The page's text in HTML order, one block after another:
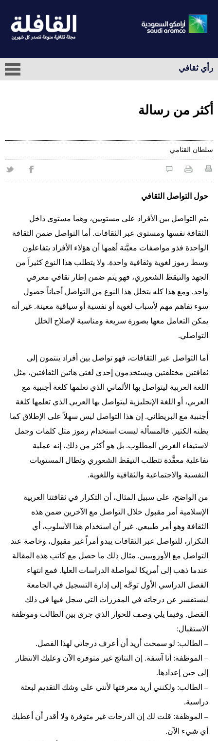
رأي ثقافي
أكثر من رسالة
سلطان القثامي
حول التواصل الثقافي
يتم التواصل بين الأفراد على مستويين، وهما مستوى داخل
الثقافة نفسها ومستوى عبر الثقافات. أما التواصل ضمن الثقافة
الواحدة فذو مواصفات معيَّنة أهمها أن هؤلاء الأفراد يتفاعلون
وسط رموز لغوية وثقافية واحدة. ولا يتطلب هذا النوع كثيراً من
الجهد والتيقظ الشعوري، فهو يتم ضمن إطار ثقافي معرفي
واحد. ومع هذا كله يتخلل هذا النوع من التواصل أحياناً حصول
سوء تفاهم مهم لأسباب لغوية أو نفسية أو سياقية معينة. غير أنه
يمكن التعامل معها بصورة سريعة ومناسبة لإصلاح الخلل
التواصلي.
أما التواصل عبر الثقافات، فهو تواصل بين أفراد ينتمون إلى
ثقافتين مختلفتين ويستخدمون إحدى لغتي هاتين الثقافتين، مثل
اللغة العربية ليتواصل بها الألماني الذي تعلمها كلغة أجنبية مع
العربي، أو اللغة الإنجليزية ليتواصل بها العربي الذي تعلمها كلغة
أجنبية مع البريطاني. إن هذا التواصل ليس سهلاً على الإطلاق كما
يظنه الكثير. فالمسألة ليست استخدام رموز مثل كلمات وجمل
لاستيفاء الغرض المطلوب. بل هو أكثر من ذلك، إنه عملية
تفاعلية معقَّدة تتطلب التيقظ الشعوري وتطال المستويات
النفسية والاجتماعية والثقافية واللغوية.
من الواضح، على سبيل المثال، أن التكرار في ثقافتنا العربية
الإسلامية أمر مقبول خلال التواصل مع الآخرين ضمن هذه
الثقافة وهو أمر طبيعي. غير أن استخدام هذا الأسلوب، أي
التكرار، للتواصل عبر الثقافات يبدو أمراً غير مقبول، وخاصة عند
التواصل مع الأوروبيين. مثال ذلك ما حصل مع كاتب هذه المقالة
عندما ذهب إلى أمريكا لمواصلة الدراسات العليا. فمع انتهاء
الفصل الدراسي الأول توجَّه إلى إدارة التسجيل في الجامعة
ليستفسر عن درجاته في المقررات التي سجل فيها في ذلك
الفصل. وفيما يلي وصف للحوار الذي جرى بين الطالب وموظفة
الاستقبال:
– الطالب: لو سمحت أريد أن أعرف درجاتي لهذا الفصل.
– الموظفة: أنا آسفة. إن النتائج غير متوفرة الآن وعليك الانتظار
إلى حين إعدادها.
– الطالب: ولكنني أريد معرفتها لأنني على وشك التقديم لبعثة
دراسية.
– الموظفة: قلت لك إن الدرجات غير متوفرة ولا أقدر أن أعطيك
أي شيء الآن.